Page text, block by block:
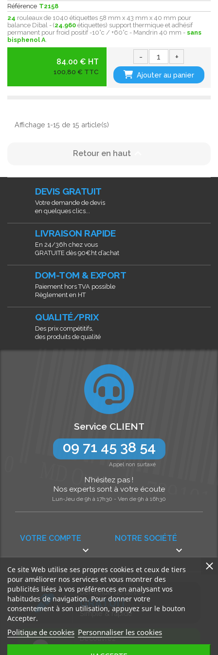
Référence T2158
24 rouleaux de 1040 étiquettes 58 mm x 43 mm x 40 mm pour
balance Dibal - (24.960 étiquettes) support thermique et adhésif
permanent pour froid positif -10°c / +60°c - Mandrin 40 mm - sans
bisphenol A
84.00 € HT
100,80 € TTC
- +
Ajouter au panier
Affichage 1-15 de 15 article(s)
Retour en haut
DEVIS GRATUIT
Votre demande de devis
en quelques clics...
LIVRAISON RAPIDE
En 24/36h chez vous
GRATUITE dès 90€ht d’achat
DOM-TOM & EXPORT
Paiement hors TVA possible
Règlement en HT
QUALITÉ/PRIX
Des prix compétitifs,
des produits de qualité
NOTRE SOCIÉTÉ

VOTRE COMPTE

Service CLIENT
09 71 45 38 54
Appel non surtaxé
N’hésitez pas !
Nos experts sont à votre écoute
Lun-Jeu de 9h à 17h30 - Ven de 9h à 16h30
Demande de devis
GRATUIT
Simple & rapide
Découvrez
Ce site Web utilise ses propres cookies et ceux de tiers
pour améliorer nos services et vous montrer des
publicités liées à vos préférences en analysant vos
habitudes de navigation. Pour donner votre
consentement à son utilisation, appuyez sur le bouton
Accepter.
Politique de cookies Personnaliser les cookies